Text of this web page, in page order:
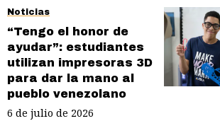
Noticias
“Tengo el honor de
ayudar”: estudiantes
utilizan impresoras 3D
para dar la mano al
pueblo venezolano
6 de julio de 2026